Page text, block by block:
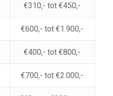
€310,- tot €450,-
€600,- tot €1.900,-
€400,- tot €800,-
€700,- tot €2.000,-